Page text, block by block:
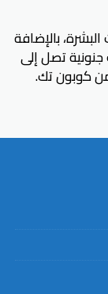
بالإضافة
تصل إلى